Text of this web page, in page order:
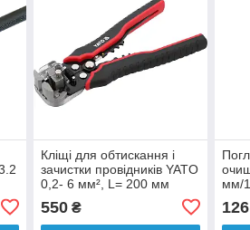
Кліщі для обтискання і
зачистки провідників YATO
0,2- 6 мм², L= 200 мм
550₴
мм/
126